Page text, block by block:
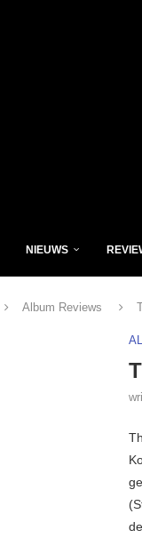
NIEUWS
Album Reviews